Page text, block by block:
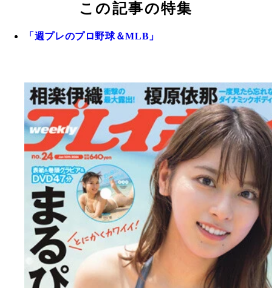
この記事の特集
「週プレのプロ野球＆MLB」